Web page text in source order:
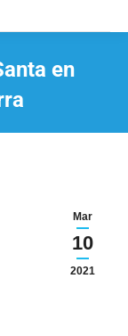
en
Mar
10
2021